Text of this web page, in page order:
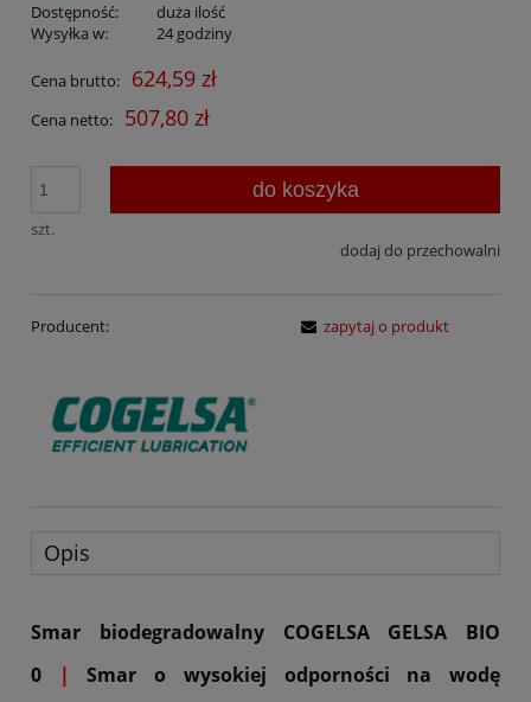
Dostępność:
duża ilość
Wysyłka w:
24 godziny
Cena brutto: 624,59 zł
Cena netto: 507,80 zł
szt.
do koszyka
dodaj do przechowalni
Producent: zapytaj o produkt
Opis
Smar biodegradowalny COGELSA GELSA BIO
0
|
Smar o wysokiej odporności na wodę